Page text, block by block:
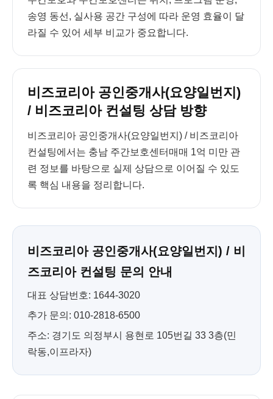
송영 동선, 실사용 공간 구성에 따라 운영 효율이 달
라질 수 있어 세부 비교가 중요합니다.
비즈코리아 공인중개사(요양일번지)
/ 비즈코리아 컨설팅 상담 방향
비즈코리아 공인중개사(요양일번지) / 비즈코리아
컨설팅에서는 충남 주간보호센터매매 1억 미만 관
련 정보를 바탕으로 실제 상담으로 이어질 수 있도
록 핵심 내용을 정리합니다.
비즈코리아 공인중개사(요양일번지) / 비
즈코리아 컨설팅 문의 안내
대표 상담번호: 1644-3020
추가 문의: 010-2818-6500
주소: 경기도 의정부시 용현로 105번길 33 3층(민
락동,이프라자)